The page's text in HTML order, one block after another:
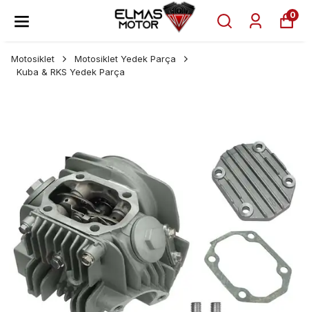
0
Motosiklet
Motosiklet Yedek Parça
Kuba & RKS Yedek Parça